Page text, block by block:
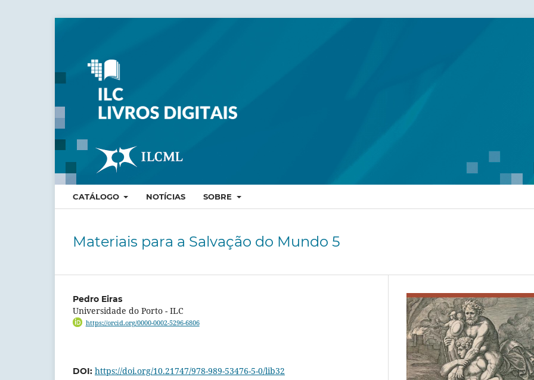
CATÁLOGO NOTÍCIAS SOBRE
Materiais para a Salvação do Mundo 5
Pedro Eiras
Universidade do Porto - ILC
https://orcid.org/0000-0002-5296-6806
DOI: https://doi.org/10.21747/978-989-53476-5-0/lib32